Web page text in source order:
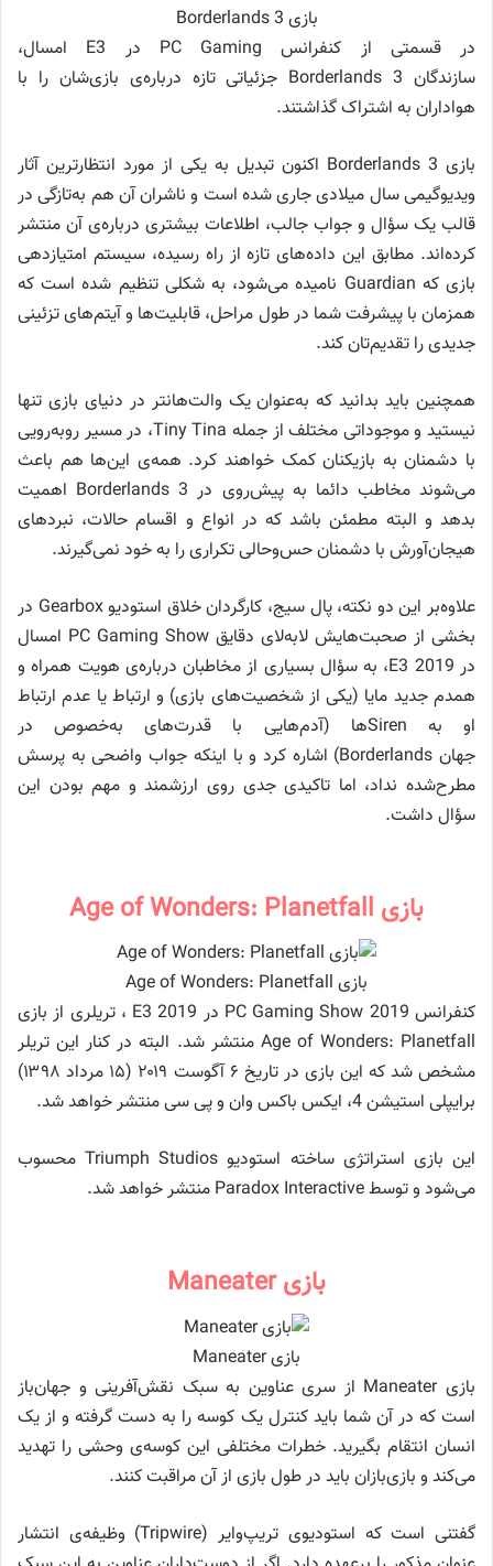
بازی Borderlands 3
در قسمتی از کنفرانس PC Gaming در E3 امسال،
سازندگان Borderlands 3 جزئیاتی تازه درباره‌ی بازی‌شان را با
هواداران به اشتراک گذاشتند.
بازی Borderlands 3 اکنون تبدیل به یکی از مورد انتظارترین آثار
ویدیوگیمی سال میلادی جاری شده است و ناشران آن هم به‌تازگی در
قالب یک سؤال و جواب جالب، اطلاعات بیشتری درباره‌ی آن منتشر
کرده‌اند. مطابق این داده‌های تازه از راه رسیده، سیستم امتیازدهی
بازی که Guardian نامیده می‌شود، به شکلی تنظیم شده است که
همزمان با پیشرفت شما در طول مراحل، قابلیت‌ها و آیتم‌های تزئینی
جدیدی را تقدیم‌تان کند.
همچنین باید بدانید که به‌عنوان یک والت‌هانتر در دنیای بازی تنها
نیستید و موجوداتی مختلف از جمله Tiny Tina، در مسیر روبه‌رویی
با دشمنان به بازیکنان کمک خواهند کرد. همه‌ی این‌ها هم باعث
می‌شوند مخاطب دائما به پیش‌روی در Borderlands 3 اهمیت
بدهد و البته مطمئن باشد که در انواع و اقسام حالات، نبردهای
هیجان‌آورش با دشمنان حس‌وحالی تکراری را به خود نمی‌گیرند.
علاوه‌بر این دو نکته، پال سیج، کارگردان خلاق استودیو Gearbox در
بخشی از صحبت‌هایش لابه‌لای دقایق PC Gaming Show امسال
در E3 2019، به سؤال بسیاری از مخاطبان درباره‌ی هویت همراه و
همدم جدید مایا (یکی از شخصیت‌های بازی) و ارتباط یا عدم ارتباط
او به Sirenها (آدم‌هایی با قدرت‌های به‌خصوص در
جهان Borderlands) اشاره کرد و با اینکه جواب واضحی به پرسش
مطرح‌شده نداد، اما تاکیدی جدی روی ارزشمند و مهم بودن این
سؤال داشت.
بازی Age of Wonders: Planetfall
بازی Age of Wonders: Planetfall
کنفرانس PC Gaming Show 2019 در E3 2019 ، تریلری از بازی
Age of Wonders: Planetfall منتشر شد. البته در کنار این تریلر
مشخص شد که این بازی در تاریخ ۶ آگوست ۲۰۱۹ (۱۵ مرداد ۱۳۹۸)
برایپلی استیشن 4، ایکس باکس وان و پی سی منتشر خواهد شد.
این بازی استراتژی ساخته استودیو Triumph Studios محسوب
می‌شود و توسط Paradox Interactive منتشر خواهد شد.
بازی Maneater
بازی Maneater
بازی Maneater از سری عناوین به سبک نقش‌آفرینی و جهان‌باز
است که در آن شما باید کنترل یک کوسه را به دست گرفته و از یک
انسان انتقام بگیرید. خطرات مختلفی این کوسه‌ی وحشی را تهدید
می‌کند و بازی‌بازان باید در طول بازی از آن مراقبت کنند.
گفتنی است که استودیوی تریپ‌وایر (Tripwire) وظیفه‌ی انتشار